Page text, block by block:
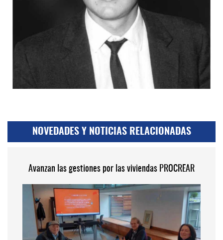
NOVEDADES Y NOTICIAS RELACIONADAS
Avanzan las gestiones por las viviendas PROCREAR